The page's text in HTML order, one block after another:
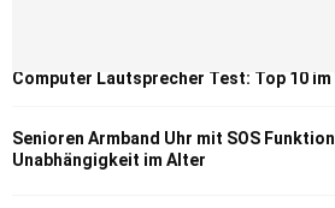
Computer Lautsprecher Test: Top 10
Senioren Armband Uhr mit SOS
Unabhängigkeit im Alter